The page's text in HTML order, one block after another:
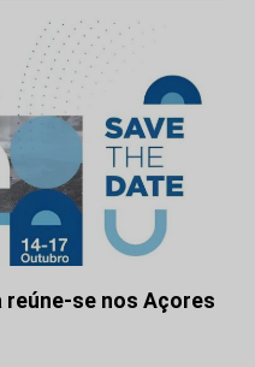
reúne-se nos Açores